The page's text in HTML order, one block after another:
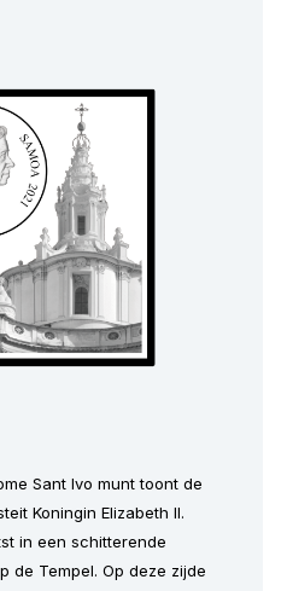
Sant Ivo munt toont de
Koningin Elizabeth II.
in een schitterende
de Tempel. Op deze zijde